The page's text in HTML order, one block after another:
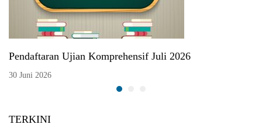
Pendaftaran Ujian Komprehensif Juli 2026
30 Juni 2026
TERKINI